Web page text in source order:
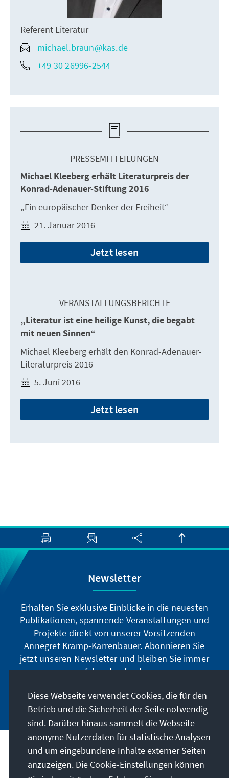
Referent Literatur
michael.braun@kas.de
+49 30 26996-2544
PRESSEMITTEILUNGEN
Michael Kleeberg erhält Literaturpreis der
Konrad-Adenauer-Stiftung 2016
„Ein europäischer Denker der Freiheit“
21. Januar 2016
Jetzt lesen
VERANSTALTUNGSBERICHTE
„Literatur ist eine heilige Kunst, die begabt
mit neuen Sinnen“
Michael Kleeberg erhält den Konrad-Adenauer-
Literaturpreis 2016
5. Juni 2016
Jetzt lesen
Newsletter
Erhalten Sie exklusive Einblicke in die neuesten
Publikationen, spannende Veranstaltungen und
Projekte direkt von unserer Vorsitzenden
Annegret Kramp-Karrenbauer. Abonnieren Sie
jetzt unseren Newsletter und bleiben Sie immer
auf dem Laufenden.
Jetzt abonnieren
Unser Auftrag
Diese Webseite verwendet Cookies, die für den
Betrieb und die Sicherheit der Seite notwendig
sind. Darüber hinaus sammelt die Webseite
anonyme Nutzerdaten für statistische Analysen
und um eingebundene Inhalte externer Seiten
anzuzeigen. Die Cookie-Einstellungen können